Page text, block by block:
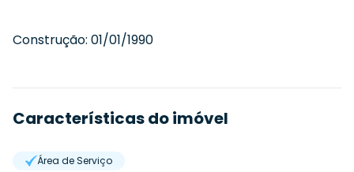
Construção: 01/01/1990
Características do imóvel
Área de Serviço